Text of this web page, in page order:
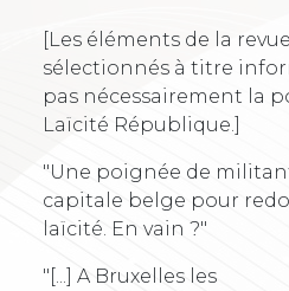
[Les éléments de la
sélectionnés à titre
pas nécessairement la
Laïcité République.]
"Une poignée de
capitale belge pour
laïcité. En vain ?"
"[...] A Bruxelles les